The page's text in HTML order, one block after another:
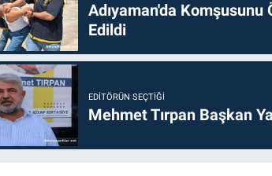
Adıyaman'da
Edildi
EDITÖRÜN SEÇTIĞI
Mehmet Tırpan Başkan